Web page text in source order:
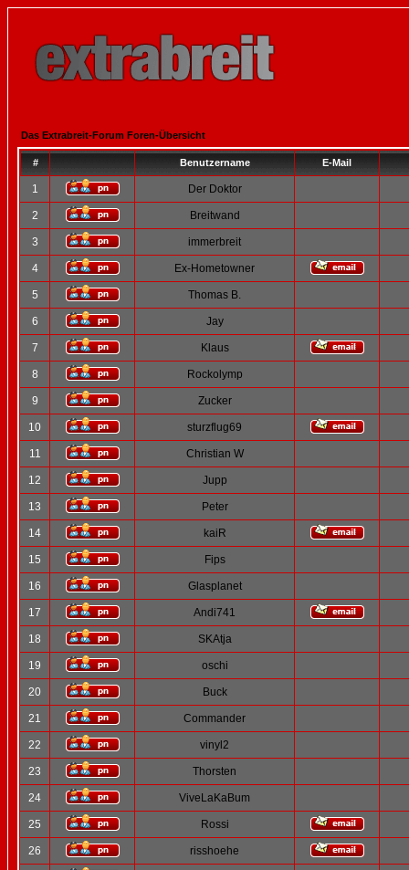
Das Extrabreit-Forum Foren-Übersicht
# Benutzername E-Mail
1 Der Doktor
2 Breitwand
3 immerbreit
4 Ex-Hometowner
5 Thomas B.
6 Jay
7 Klaus
8 Rockolymp
9 Zucker
10 sturzflug69
11 Christian W
12 Jupp
13 Peter
14 kaiR
15 Fips
16 Glasplanet
17 Andi741
18 SKAtja
19 oschi
20 Buck
21 Commander
22 vinyl2
23 Thorsten
24 ViveLaKaBum
25 Rossi
26 risshoehe